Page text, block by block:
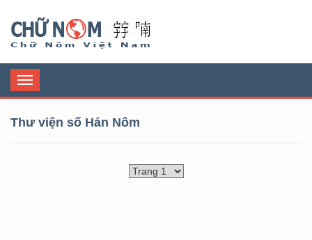
Toggle
navigation
Thư viện số Hán Nôm